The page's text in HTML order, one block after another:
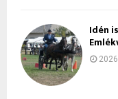
Idén